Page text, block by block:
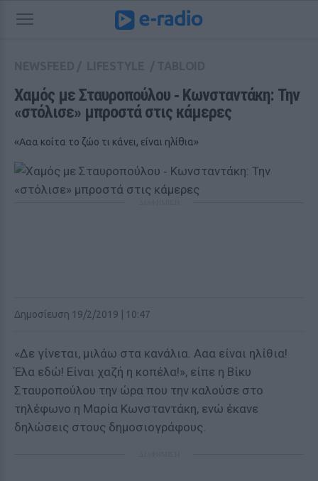
Χαμός με Σταυροπούλου ‑ Κωνσταντάκη: Την
«στόλισε» μπροστά στις κάμερες
«Ααα κοίτα το ζώο τι κάνει, είναι ηλίθια»
Δημοσίευση 19/2/2019 | 10:47
«Δε γίνεται, μιλάω στα κανάλια. Ααα είναι ηλίθια!
Έλα εδώ! Είναι χαζή η κοπέλα!», είπε η Βίκυ
Σταυροπούλου την ώρα που την καλούσε στο
τηλέφωνο η Μαρία Κωνσταντάκη, ενώ έκανε
δηλώσεις στους δημοσιογράφους.